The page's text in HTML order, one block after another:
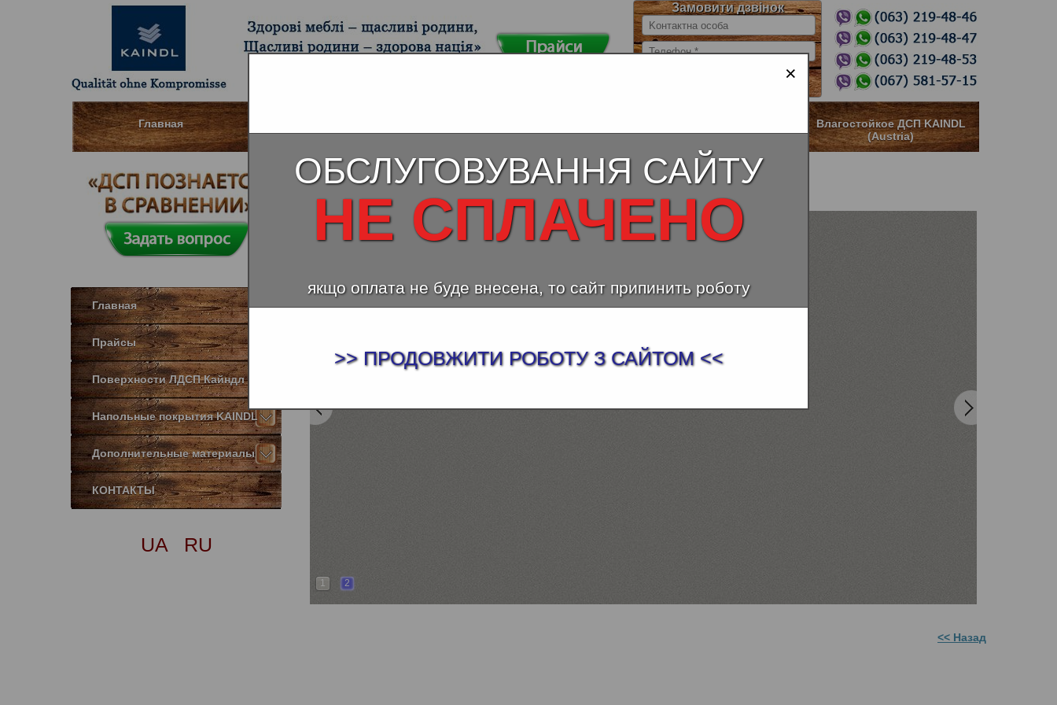
Замовити дзвінок
Главная
влагостойкие
(Austria)
Влагостойкое ДСП KAINDL
(Austria)
Главная
Прайсы
Поверхности ЛДСП Кайндл
Напольные покрытия KAINDL
Дополнительные материалы
КОНТАКТЫ
UA RU
Платина серая, 27193
1 2
<< Назад
×
ОБСЛУГОВУВАННЯ САЙТУ
НЕ СПЛАЧЕНО
якщо оплата не буде внесена, то сайт припинить роботу
>> ПРОДОВЖИТИ РОБОТУ З САЙТОМ <<